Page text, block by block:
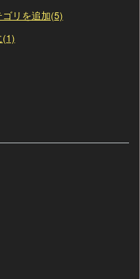
リを追加(5)
(1)